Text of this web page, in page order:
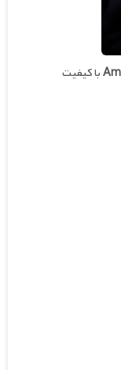
با کیفیت